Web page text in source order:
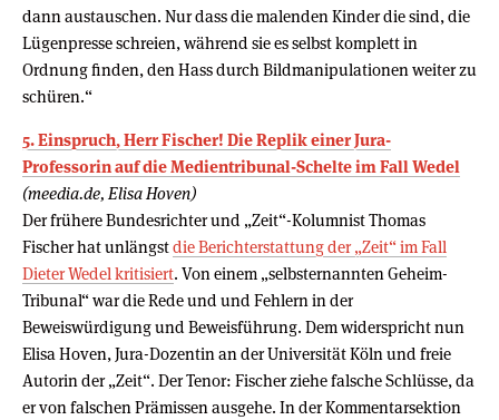
dann austauschen. Nur dass die malenden Kinder die sind, die
Lügenpresse schreien, während sie es selbst komplett in
Ordnung finden, den Hass durch Bildmanipulationen weiter zu
schüren.“
5. Einspruch, Herr Fischer! Die Replik einer Jura-
Professorin auf die Medientribunal-Schelte im Fall Wedel
(meedia.de, Elisa Hoven)
Der frühere Bundesrichter und „Zeit“-Kolumnist Thomas
Fischer hat unlängstdie Berichterstattung der „Zeit“ im Fall
Dieter Wedel kritisiert. Von einem „selbsternannten Geheim-
Tribunal“ war die Rede und und Fehlern in der
Beweiswürdigung und Beweisführung. Dem widerspricht nun
Elisa Hoven, Jura-Dozentin an der Universität Köln und freie
Autorin der „Zeit“. Der Tenor: Fischer ziehe falsche Schlüsse, da
er von falschen Prämissen ausgehe. In der Kommentarsektion